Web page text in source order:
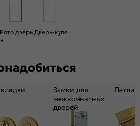
Алюминиевая черная матовая
Гладкая, матовая
Нет
Рото дверь Дверь-купе
Замки для
межкомнатных
дверей
Петли